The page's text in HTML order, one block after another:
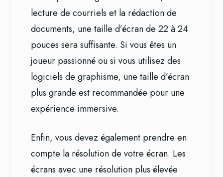
lecture de courriels et la rédaction de
documents, une taille d’écran de 22 à 24
pouces sera suffisante. Si vous êtes un
joueur passionné ou si vous utilisez des
logiciels de graphisme, une taille d’écran
plus grande est recommandée pour une
expérience immersive.
Enfin, vous devez également prendre en
compte la résolution de votre écran. Les
écrans avec une résolution plus élevée